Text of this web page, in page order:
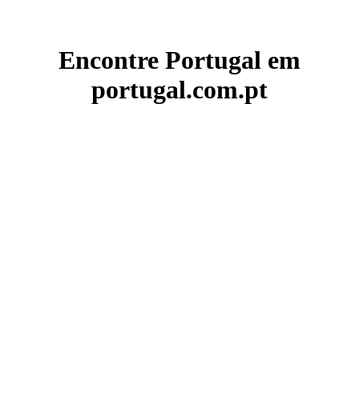
Encontre Portugal em
portugal.com.pt